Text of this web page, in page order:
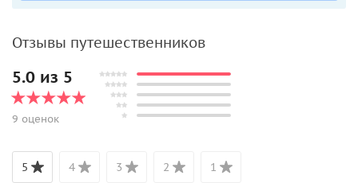
Отзывы путешественников
5.0 из 5
9 оценок
5 4 3 2 1